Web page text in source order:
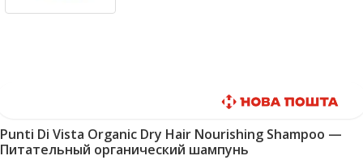
Punti Di Vista Organic Dry Hair Nourishing Shampoo —
Питательный органический шампунь